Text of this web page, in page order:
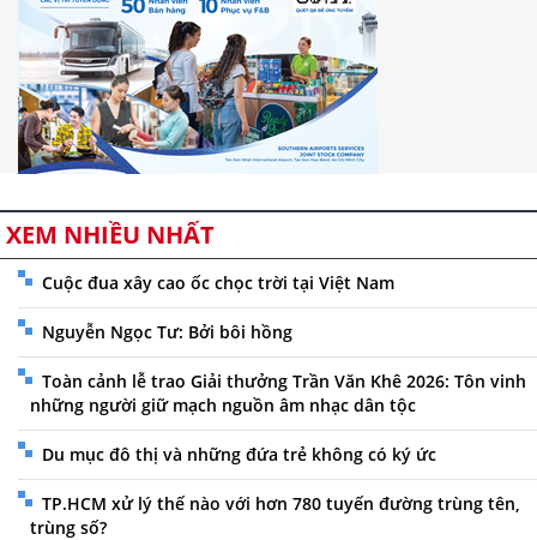
XEM NHIỀU NHẤT
Cuộc đua xây cao ốc chọc trời tại Việt Nam
Nguyễn Ngọc Tư: Bởi bôi hồng
Toàn cảnh lễ trao Giải thưởng Trần Văn Khê 2026: Tôn vinh
những người giữ mạch nguồn âm nhạc dân tộc
Du mục đô thị và những đứa trẻ không có ký ức
TP.HCM xử lý thế nào với hơn 780 tuyến đường trùng tên,
trùng số?